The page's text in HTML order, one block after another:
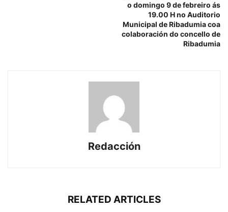
o domingo 9 de febreiro ás
19.00 H no Auditorio
Municipal de Ribadumia coa
colaboración do concello de
Ribadumia
Redacción
RELATED ARTICLES